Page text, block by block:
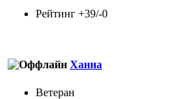
Рейтинг +39/-0
Ханна
Ветеран